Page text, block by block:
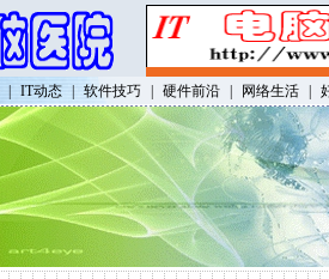
IT动态 软件技巧 硬件前沿 网络生活